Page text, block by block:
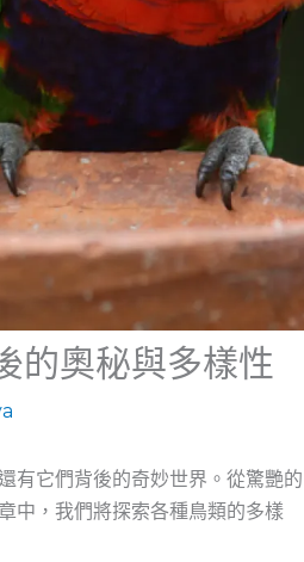
的奧秘與多樣性
有它們背後的奇妙世界。從驚艷的
中，我們將探索各種鳥類的多樣